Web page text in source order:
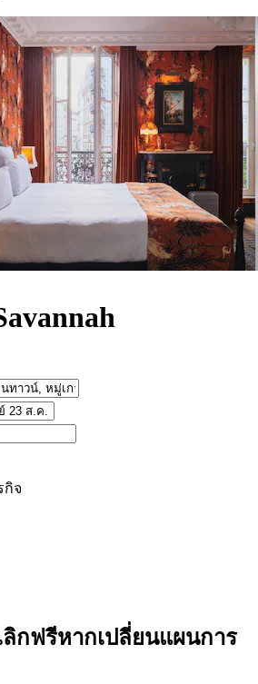
กิจ
ลิกฟรีหากเปลี่ยนแผนการ